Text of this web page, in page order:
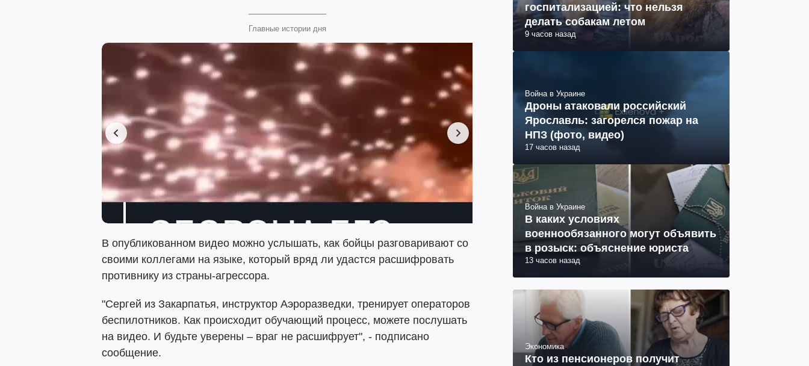
Главные истории дня
В опубликованном видео можно услышать, как бойцы разговаривают со
своими коллегами на языке, который вряд ли удастся расшифровать
противнику из страны-агрессора.
"Сергей из Закарпатья, инструктор Аэроразведки, тренирует операторов
беспилотников. Как происходит обучающий процесс, можете послушать
на видео. И будьте уверены – враг не расшифрует", - подписано
сообщение.
госпитализацией: что нельзя
делать собакам летом
9 часов назад
Война в Украине
Дроны атаковали российский
Ярославль: загорелся пожар на
НПЗ (фото, видео)
17 часов назад
Война в Украине
В каких условиях
военнообязанного могут объявить
в розыск: объяснение юриста
13 часов назад
Экономика
Кто из пенсионеров получит